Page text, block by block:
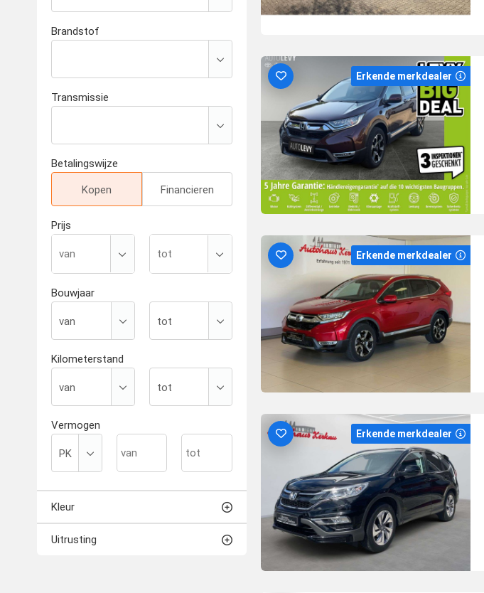
Erkende merkdealer
Erkende merkdealer
Erkende merkdealer
Brandstof
Transmissie
Betalingswijze
Kopen Financieren
Prijs
Bouwjaar
Kilometerstand
Vermogen
Kleur
Uitrusting